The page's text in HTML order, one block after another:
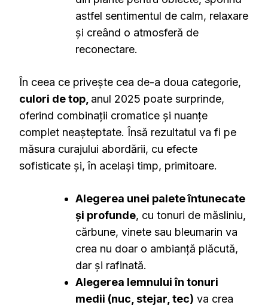
astfel sentimentul de calm, relaxare
și creând o atmosferă de
reconectare.
În ceea ce privește cea de-a doua categorie,
culori de top, anul 2025 poate surprinde,
oferind combinații cromatice și nuanțe
complet neașteptate. Însă rezultatul va fi pe
măsura curajului abordării, cu efecte
sofisticate și, în același timp, primitoare.
Alegerea unei palete întunecate
și profunde, cu tonuri de măsliniu,
cărbune, vinete sau bleumarin va
crea nu doar o ambianță plăcută,
dar și rafinată.
Alegerea lemnului în tonuri
medii (nuc, stejar, tec) va crea